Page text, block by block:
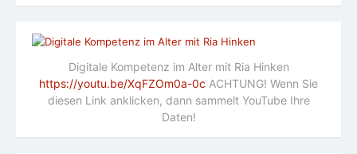
Digitale Kompetenz im Alter mit Ria Hinken
https://youtu.be/XqFZOm0a-0c ACHTUNG! Wenn Sie
diesen Link anklicken, dann sammelt YouTube Ihre
Daten!